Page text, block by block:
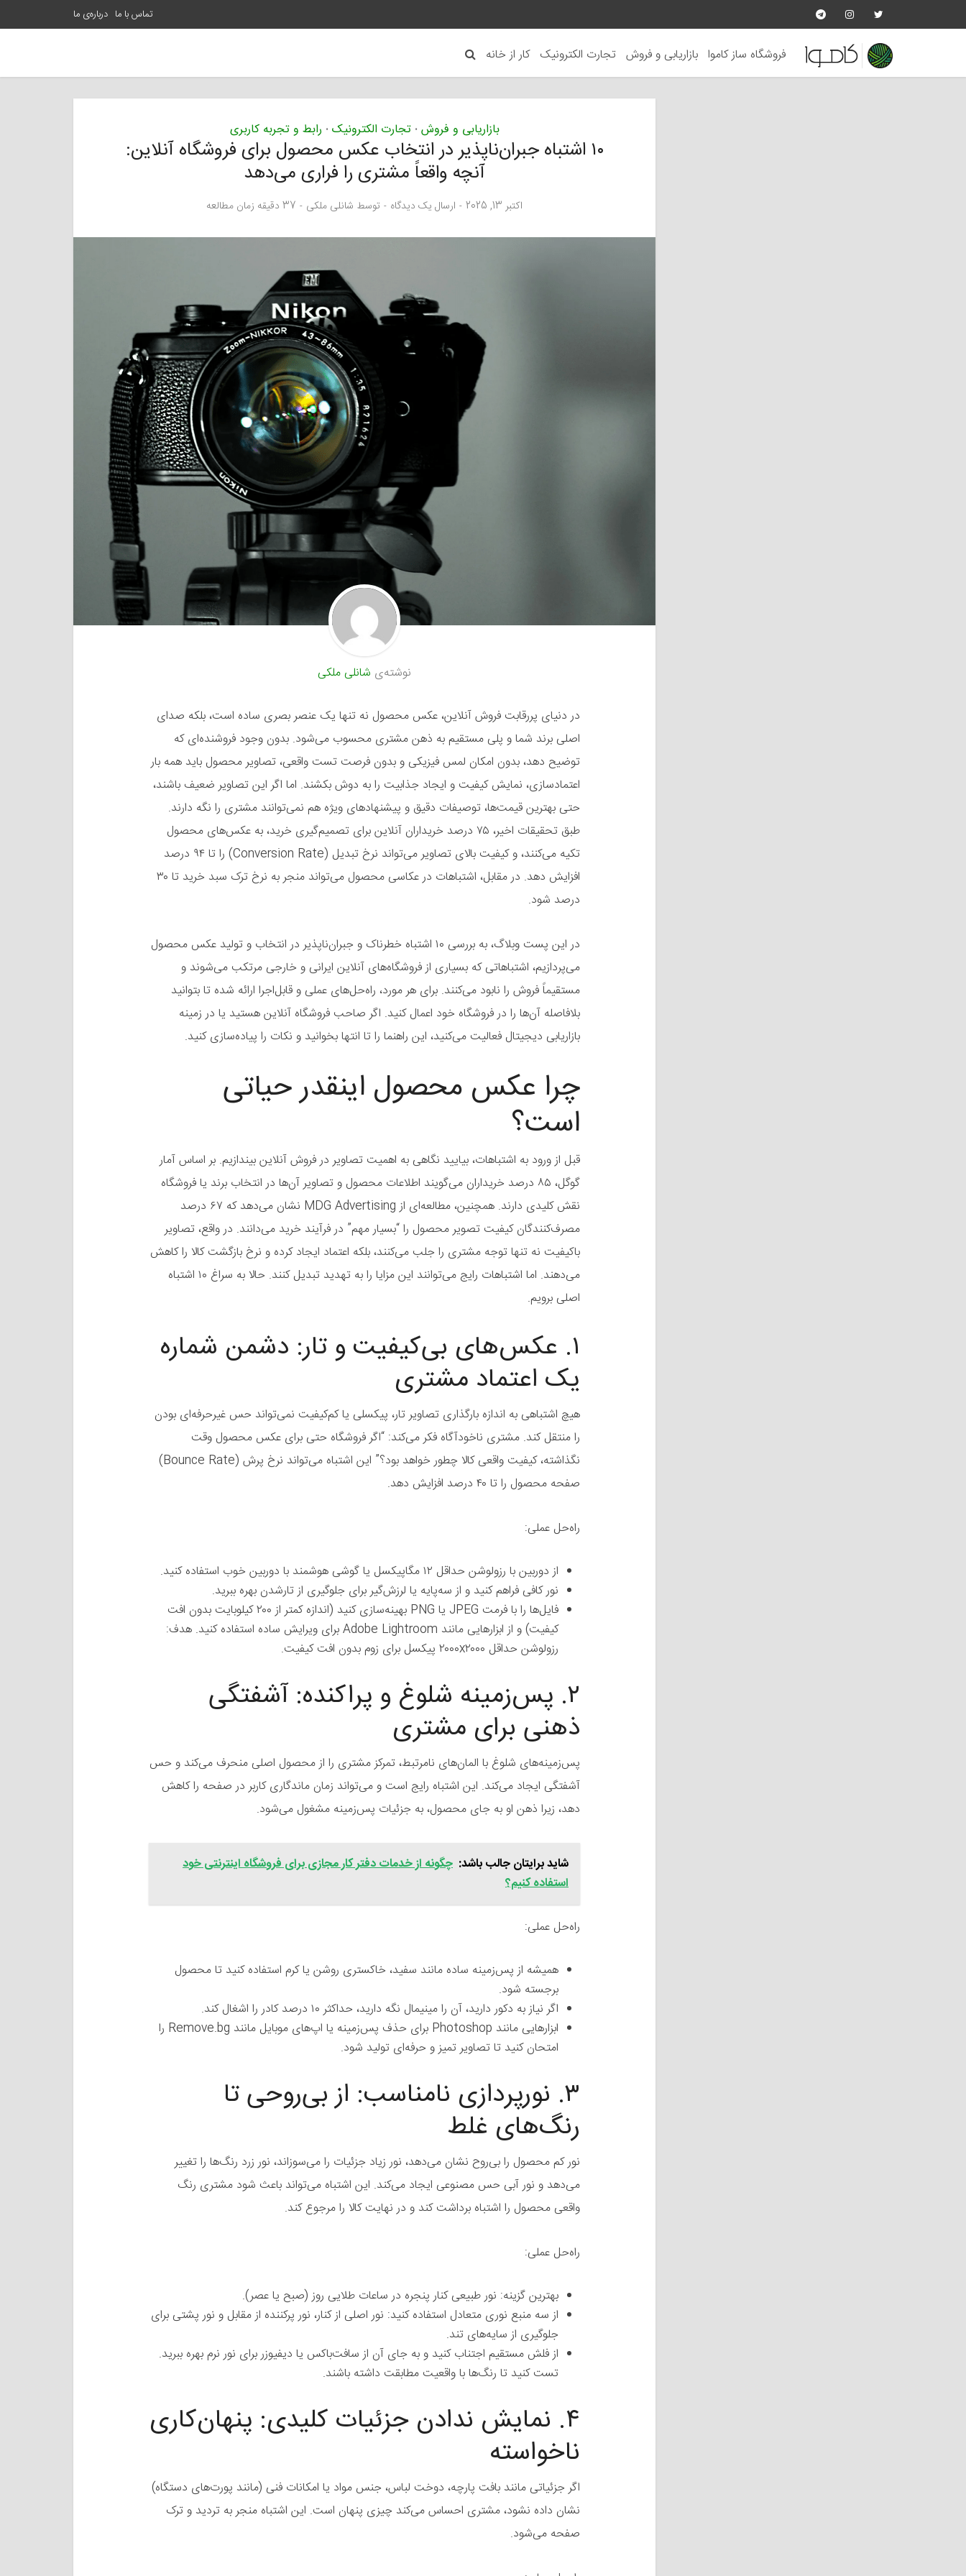
تماس با ما درباره‌ی ما
فروشگاه ساز کاموا بازاریابی و فروش تجارت الکترونیک کار از خانه
بازاریابی و فروش • تجارت الکترونیک • رابط و تجربه کاربری
۱۰ اشتباه جبران‌ناپذیر در انتخاب عکس محصول برای فروشگاه آنلاین:
آنچه واقعاً مشتری را فراری می‌دهد
اکتبر 13, 2025 ارسال یک دیدگاه توسط شانلی ملکی 37 دقیقه زمان مطالعه
نوشته‌ی شانلی ملکی
در دنیای پررقابت فروش آنلاین، عکس محصول نه تنها یک عنصر بصری ساده است، بلکه صدای
اصلی برند شما و پلی مستقیم به ذهن مشتری محسوب می‌شود. بدون وجود فروشنده‌ای که
توضیح دهد، بدون امکان لمس فیزیکی و بدون فرصت تست واقعی، تصاویر محصول باید همه بار
اعتمادسازی، نمایش کیفیت و ایجاد جذابیت را به دوش بکشند. اما اگر این تصاویر ضعیف باشند،
حتی بهترین قیمت‌ها، توصیفات دقیق و پیشنهادهای ویژه هم نمی‌توانند مشتری را نگه دارند.
طبق تحقیقات اخیر، ۷۵ درصد خریداران آنلاین برای تصمیم‌گیری خرید، به عکس‌های محصول
تکیه می‌کنند، و کیفیت بالای تصاویر می‌تواند نرخ تبدیل (Conversion Rate) را تا ۹۴ درصد
افزایش دهد. در مقابل، اشتباهات در عکاسی محصول می‌تواند منجر به نرخ ترک سبد خرید تا ۳۰
درصد شود.
در این پست وبلاگ، به بررسی ۱۰ اشتباه خطرناک و جبران‌ناپذیر در انتخاب و تولید عکس محصول
می‌پردازیم، اشتباهاتی که بسیاری از فروشگاه‌های آنلاین ایرانی و خارجی مرتکب می‌شوند و
مستقیماً فروش را نابود می‌کنند. برای هر مورد، راه‌حل‌های عملی و قابل‌اجرا ارائه شده تا بتوانید
بلافاصله آن‌ها را در فروشگاه خود اعمال کنید. اگر صاحب فروشگاه آنلاین هستید یا در زمینه
بازاریابی دیجیتال فعالیت می‌کنید، این راهنما را تا انتها بخوانید و نکات را پیاده‌سازی کنید.
چرا عکس محصول اینقدر حیاتی
است؟
قبل از ورود به اشتباهات، بیایید نگاهی به اهمیت تصاویر در فروش آنلاین بیندازیم. بر اساس آمار
گوگل، ۸۵ درصد خریداران می‌گویند اطلاعات محصول و تصاویر آن‌ها در انتخاب برند یا فروشگاه
نقش کلیدی دارند. همچنین، مطالعه‌ای از MDG Advertising نشان می‌دهد که ۶۷ درصد
مصرف‌کنندگان کیفیت تصویر محصول را “بسیار مهم” در فرآیند خرید می‌دانند. در واقع، تصاویر
باکیفیت نه تنها توجه مشتری را جلب می‌کنند، بلکه اعتماد ایجاد کرده و نرخ بازگشت کالا را کاهش
می‌دهند. اما اشتباهات رایج می‌توانند این مزایا را به تهدید تبدیل کنند. حالا به سراغ ۱۰ اشتباه
اصلی برویم.
۱. عکس‌های بی‌کیفیت و تار: دشمن شماره
یک اعتماد مشتری
هیچ اشتباهی به اندازه بارگذاری تصاویر تار، پیکسلی یا کم‌کیفیت نمی‌تواند حس غیرحرفه‌ای بودن
را منتقل کند. مشتری ناخودآگاه فکر می‌کند: “اگر فروشگاه حتی برای عکس محصول وقت
نگذاشته، کیفیت واقعی کالا چطور خواهد بود؟” این اشتباه می‌تواند نرخ پرش (Bounce Rate)
صفحه محصول را تا ۴۰ درصد افزایش دهد.
راه‌حل عملی:
از دوربین با رزولوشن حداقل ۱۲ مگاپیکسل یا گوشی هوشمند با دوربین خوب استفاده کنید.
نور کافی فراهم کنید و از سه‌پایه یا لرزش‌گیر برای جلوگیری از تارشدن بهره ببرید.
فایل‌ها را با فرمت JPEG یا PNG بهینه‌سازی کنید (اندازه کمتر از ۲۰۰ کیلوبایت بدون افت
کیفیت) و از ابزارهایی مانند Adobe Lightroom برای ویرایش ساده استفاده کنید. هدف:
رزولوشن حداقل ۲۰۰۰x۲۰۰۰ پیکسل برای زوم بدون افت کیفیت.
۲. پس‌زمینه شلوغ و پراکنده: آشفتگی
ذهنی برای مشتری
پس‌زمینه‌های شلوغ با المان‌های نامرتبط، تمرکز مشتری را از محصول اصلی منحرف می‌کند و حس
آشفتگی ایجاد می‌کند. این اشتباه رایج است و می‌تواند زمان ماندگاری کاربر در صفحه را کاهش
دهد، زیرا ذهن او به جای محصول، به جزئیات پس‌زمینه مشغول می‌شود.
شاید برایتان جالب باشد: چگونه از خدمات دفتر کار مجازی برای فروشگاه اینترنتی خود
استفاده کنیم؟
راه‌حل عملی:
همیشه از پس‌زمینه ساده مانند سفید، خاکستری روشن یا کرم استفاده کنید تا محصول
برجسته شود.
اگر نیاز به دکور دارید، آن را مینیمال نگه دارید، حداکثر ۱۰ درصد کادر را اشغال کند.
ابزارهایی مانند Photoshop برای حذف پس‌زمینه یا اپ‌های موبایل مانند Remove.bg را
امتحان کنید تا تصاویر تمیز و حرفه‌ای تولید شود.
۳. نورپردازی نامناسب: از بی‌روحی تا
رنگ‌های غلط
نور کم محصول را بی‌روح نشان می‌دهد، نور زیاد جزئیات را می‌سوزاند، نور زرد رنگ‌ها را تغییر
می‌دهد و نور آبی حس مصنوعی ایجاد می‌کند. این اشتباه می‌تواند باعث شود مشتری رنگ
واقعی محصول را اشتباه برداشت کند و در نهایت کالا را مرجوع کند.
راه‌حل عملی:
بهترین گزینه: نور طبیعی کنار پنجره در ساعات طلایی روز (صبح یا عصر).
از سه منبع نوری متعادل استفاده کنید: نور اصلی از کنار، نور پرکننده از مقابل و نور پشتی برای
جلوگیری از سایه‌های تند.
از فلش مستقیم اجتناب کنید و به جای آن از سافت‌باکس یا دیفیوزر برای نور نرم بهره ببرید.
تست کنید تا رنگ‌ها با واقعیت مطابقت داشته باشند.
۴. نمایش ندادن جزئیات کلیدی: پنهان‌کاری
ناخواسته
اگر جزئیاتی مانند بافت پارچه، دوخت لباس، جنس مواد یا امکانات فنی (مانند پورت‌های دستگاه)
نشان داده نشود، مشتری احساس می‌کند چیزی پنهان است. این اشتباه منجر به تردید و ترک
صفحه می‌شود.